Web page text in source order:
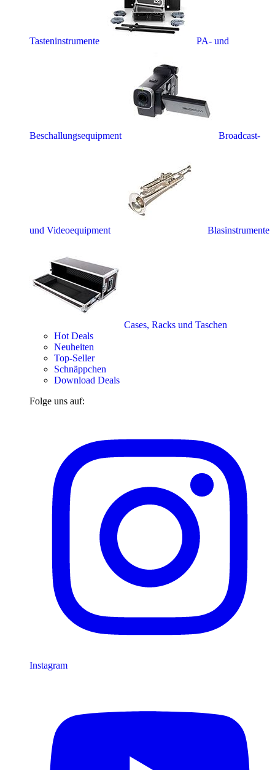
Tasteninstrumente PA- und
Beschallungsequipment Broadcast-
und Videoequipment Blasinstrumente
Cases, Racks und Taschen
Hot Deals
Neuheiten
Top-Seller
Schnäppchen
Download Deals
Folge uns auf:
Instagram